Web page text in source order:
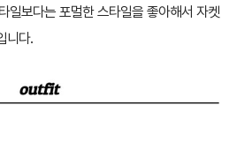
일보다는 포멀한 스타일을 좋아해서 자켓
니다.